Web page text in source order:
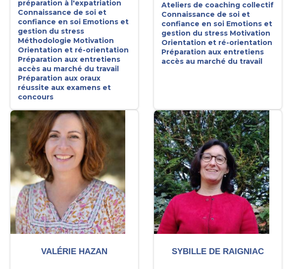
préparation à l'expatriation
Connaissance de soi et
confiance en soi Emotions et
gestion du stress
Méthodologie Motivation
Orientation et ré-orientation
Préparation aux entretiens
accès au marché du travail
Préparation aux oraux
réussite aux examens et
concours
Ateliers de coaching collectif
Connaissance de soi et
confiance en soi Emotions et
gestion du stress Motivation
Orientation et ré-orientation
Préparation aux entretiens
accès au marché du travail
VALÉRIE HAZAN SYBILLE DE RAIGNIAC